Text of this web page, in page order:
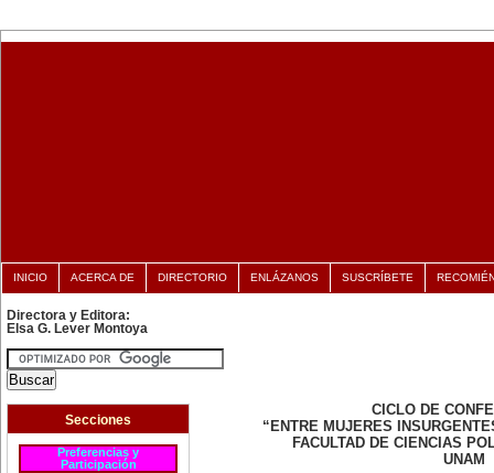
INICIO ACERCA DE DIRECTORIO ENLÁZANOS SUSCRÍBETE
Directora y Editora:
Elsa G. Lever Montoya
Secciones
Preferencias y
Participación
CICLO DE
“ENTRE MUJERES
FACULTAD DE CIENCIAS
UNAM